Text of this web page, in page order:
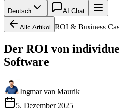
Deutsch AI Chat
Alle Artikel ROI & Business
Der ROI von
Software
Ingmar van Maurik
5. Dezember 2025